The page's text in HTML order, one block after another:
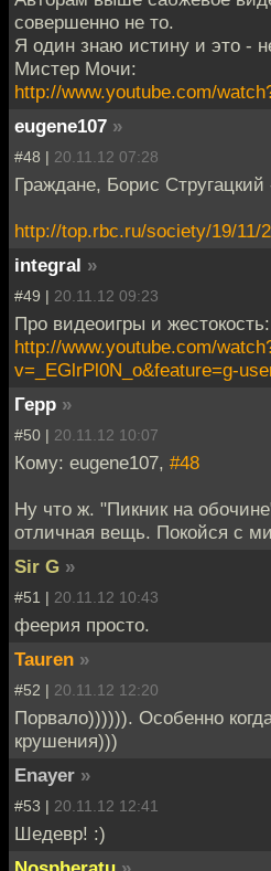
совершенно не то.
Я один знаю истину и это -
Мистер Мочи:
http://www.youtube.com/
eugene107 »
#48 | 20.11.12 07:28
Граждане, Борис Стругацкий
http://top.rbc.ru/society/19/11/
integral »
#49 | 20.11.12 09:23
Про видеоигры и жестокость:
http://www.youtube.com/
v=_EGlrPl0N_o&feature=g-
Герр »
#50 | 20.11.12 10:07
Кому: eugene107, #48
Ну что ж. "Пикник на
отличная вещь. Покойся с
Sir G »
#51 | 20.11.12 10:43
феерия просто.
Tauren »
#52 | 20.11.12 12:20
Порвало)))))). Особенно
крушения)))
Enayer »
#53 | 20.11.12 12:41
Шедевр! :)